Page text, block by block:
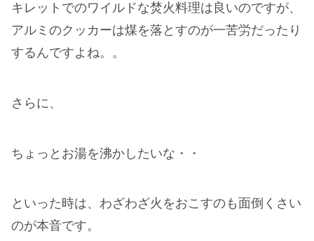
キレットでのワイルドな焚火料理は良いのですが、
アルミのクッカーは煤を落とすのが一苦労だったり
するんですよね。。
さらに、
ちょっとお湯を沸かしたいな・・
といった時は、わざわざ火をおこすのも面倒くさい
のが本音です。